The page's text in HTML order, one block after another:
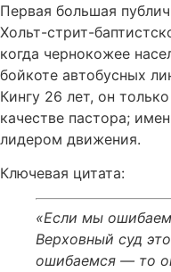
Первая большая
Хольт-стрит-
когда чернокожее
бойкоте автобусных
Кингу 26 лет, он
качестве пастора;
лидером движения.
Ключевая цитата:
«Если мы
Верховный суд
ошибаемся — то